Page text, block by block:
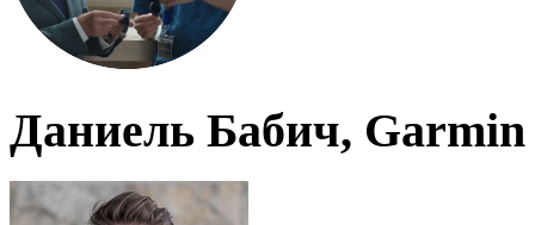
Даниель Бабич, Garmin